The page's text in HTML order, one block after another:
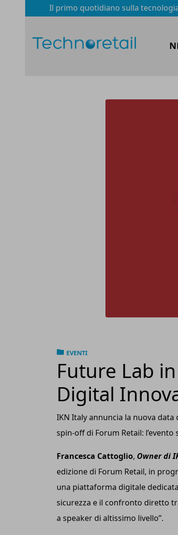
Il primo quotidiano sulla
EVENTI
Future Lab
Digital
IKN Italy annuncia la nuova
spin-off di Forum Retail:
Francesca Cattoglio, Owner di
edizione di Forum Retail, in
una piattaforma digitale
sicurezza e il confronto diretto
a speaker di altissimo livello”.